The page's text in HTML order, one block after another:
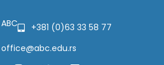
+381 (0)63 33 58 77
office@abc.edu.rs